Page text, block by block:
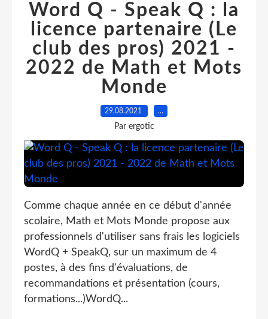
Word Q - Speak Q : la
licence partenaire (Le
club des pros) 2021 -
2022 de Math et Mots
Monde
29.08.2021 …
Par ergotic
Comme chaque année en ce début d'année
scolaire, Math et Mots Monde propose aux
professionnels d'utiliser sans frais les logiciels
WordQ + SpeakQ, sur un maximum de 4
postes, à des fins d'évaluations, de
recommandations et présentation (cours,
formations...)WordQ...